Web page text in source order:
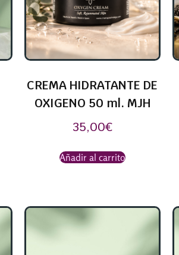
CREMA HIDRATANTE DE
OXIGENO 50 ml. MJH
35,00€
Añadir al carrito